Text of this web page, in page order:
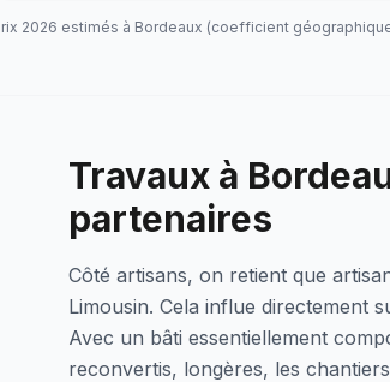
2026 estimés à Bordeaux (coefficient
Travaux à
partenaires
Côté artisans, on retient que
Limousin. Cela influe directement
Avec un bâti essentiellement
reconvertis, longères, les